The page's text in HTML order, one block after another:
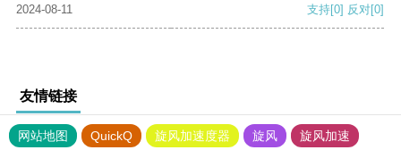
2024-08-11
支持[0] 反对[0]
友情链接
网站地图 QuickQ 旋风加速度器 旋风 旋风加速